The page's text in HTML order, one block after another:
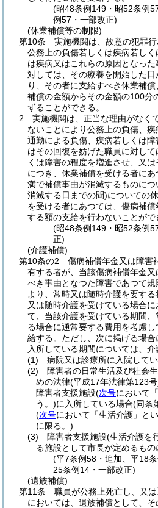
(昭48条例149・昭52条例
例57・一部改正)
(休業補償等の制限)
第10条
実施機関は、故意の犯罪
公務上の負傷若しくは疾病若しく
は疾病又はこれらの原因となっ
対しては、その療養を開始した
り、その者に支給すべき休業補
補償の金額からその金額の100分
ずることができる。
2
実施機関は、正当な理由がなく
ないことにより公務上の負傷、
通勤による負傷、疾病若しくは
はその回復を妨げた職員に対し
くは障害の程度を増進させ、又
につき、休業補償を受ける者にあ
満で補償事由が消滅するものに
消滅する日までの間)についての
を受ける者にあつては、傷病補
する額の支給を行わないことがで
(昭48条例149・昭52条例
正)
(介護補償)
第10条の2
傷病補償年金又は障害
有する者が、当該傷病補償年金
べき事由となつた障害であつて
より、常時又は随時介護を要す
又は随時介護を受けている場合
て、当該介護を受けている期間
る場合に通常要する費用を考慮
給する。 ただし、次に掲げる場
入所している期間については、介
(1)
病院又は診療所に入院して
(2)
障害者の日常生活及び社会
めの法律(平成17年法律第123
障害者支援施設(次号において
う。)に入所している場合(同条
(次号において「生活介護」と
に限る。)
(3)
障害者支援施設(生活介護を
る施設として市長が定めるも
(平7条例58・追加、平18
25条例14・一部改正)
(遺族補償)
第11条
職員が公務上死亡し、又
においては、遺族補償として、